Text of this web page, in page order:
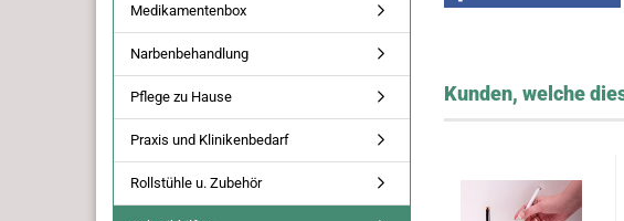
Kunden, welche
Medikamentenbox
Narbenbehandlung
Pflege zu Hause
Praxis und Klinikenbedarf
Rollstühle u. Zubehör